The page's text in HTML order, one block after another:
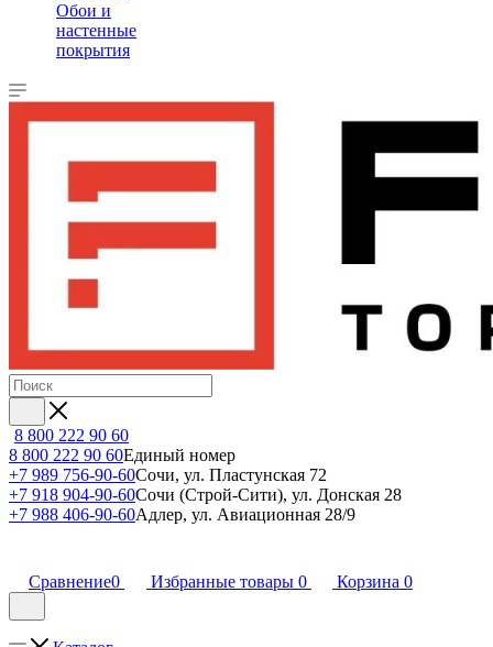
Обои и
настенные
покрытия
8 800 222 90 60
8 800 222 90 60Единый номер
+7 989 756-90-60Сочи, ул. Пластунская 72
+7 918 904-90-60Сочи (Строй-Сити), ул. Донская 28
+7 988 406-90-60Адлер, ул. Авиационная 28/9
Сравнение0 Избранные товары 0 Корзина 0